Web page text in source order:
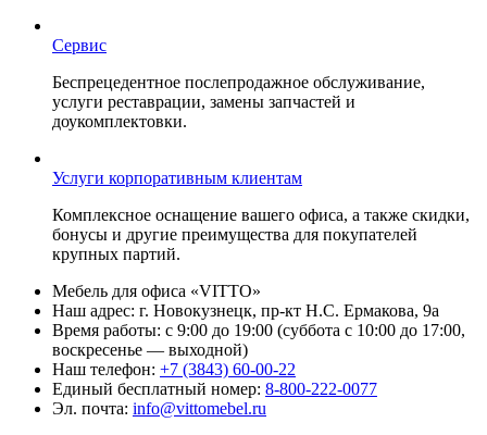
Сервис
Беспрецедентное послепродажное обслуживание,
услуги реставрации, замены запчастей и
доукомплектовки.
Услуги корпоративным клиентам
Комплексное оснащение вашего офиса, а также скидки,
бонусы и другие преимущества для покупателей
крупных партий.
Мебель для офиса «VITTO»
Наш адрес: г. Новокузнецк, пр-кт Н.С. Ермакова, 9а
Время работы: с 9:00 до 19:00 (суббота с 10:00 до 17:00,
воскресенье — выходной)
Наш телефон: +7 (3843) 60-00-22
Единый бесплатный номер: 8-800-222-0077
Эл. почта: info@vittomebel.ru